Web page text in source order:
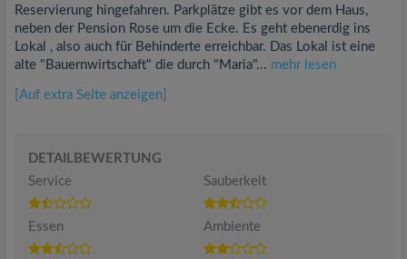
Reservierung hingefahren. Parkplätze gibt es vor dem Haus,
neben der Pension Rose um die Ecke. Es geht ebenerdig ins
Lokal , also auch für Behinderte erreichbar. Das Lokal ist eine
alte "Bauernwirtschaft" die durch "Maria"... mehr lesen
[Auf extra Seite anzeigen]
DETAILBEWERTUNG
Service
Sauberkeit
Essen Ambiente